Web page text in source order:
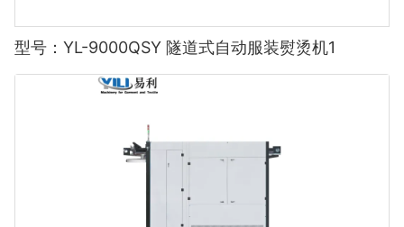
型号：YL-9000QSY 隧道式自动服装熨烫机1